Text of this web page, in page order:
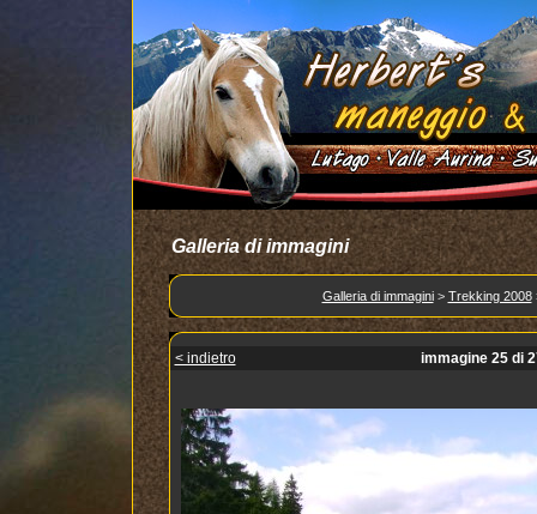
Galleria di immagini
Galleria di immagini> Trekking 2008
< indietro immagine 25 di